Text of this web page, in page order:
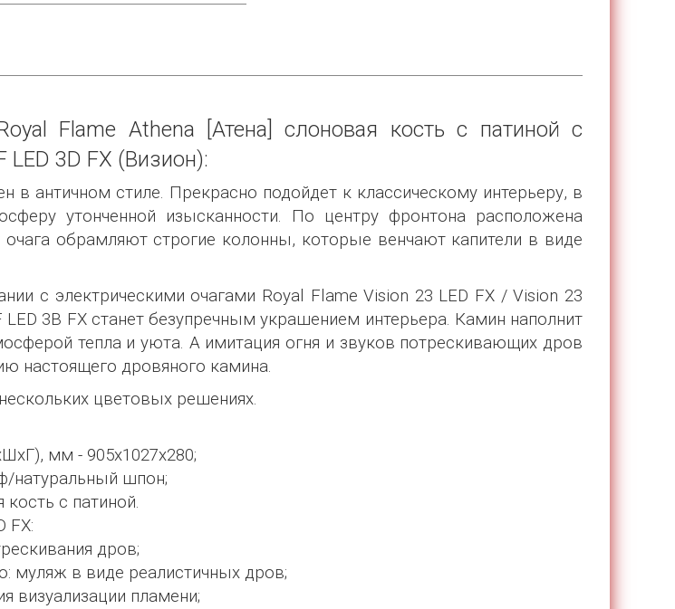
Flame Athena [Атена] слоновая кость с патиной с
LED 3D FX (Визион):
в античном стиле. Прекрасно подойдет к классическому интерьеру, в
утонченной изысканности. По центру фронтона расположена
очага обрамляют строгие колонны, которые венчают капители в виде
с электрическими очагами Royal Flame Vision 23 LED FX / Vision 23
LED 3В FX станет безупречным украшением интерьера. Камин наполнит
тепла и уюта. А имитация огня и звуков потрескивающих дров
настоящего дровяного камина.
цветовых решениях.
мм - 905х1027х280;
натуральный шпон;
с патиной.
FX:
дров;
муляж в виде реалистичных дров;
визуализации пламени;